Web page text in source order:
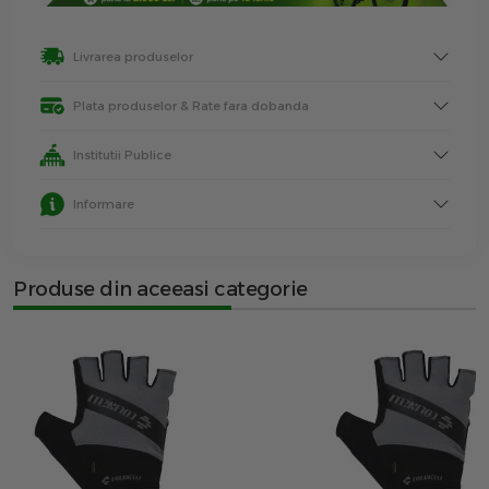
Livrarea produselor
Plata produselor & Rate fara dobanda
Institutii Publice
Informare
Produse din aceeasi categorie